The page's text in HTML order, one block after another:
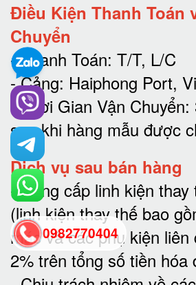
Điều Kiện Thanh Toán
Chuyển
- Thanh Toán: T/T, L/C
- Cảng: Haiphong Port,
- Thời Gian Vận Chuyển:
sau khi hàng mẫu được
Dịch vụ sau bán hàng
-Cung cấp linh kiện
(linh kiện thay thế bao
mác và các phụ kiện liên
2% trên tổng số tiền hóa
0982770404